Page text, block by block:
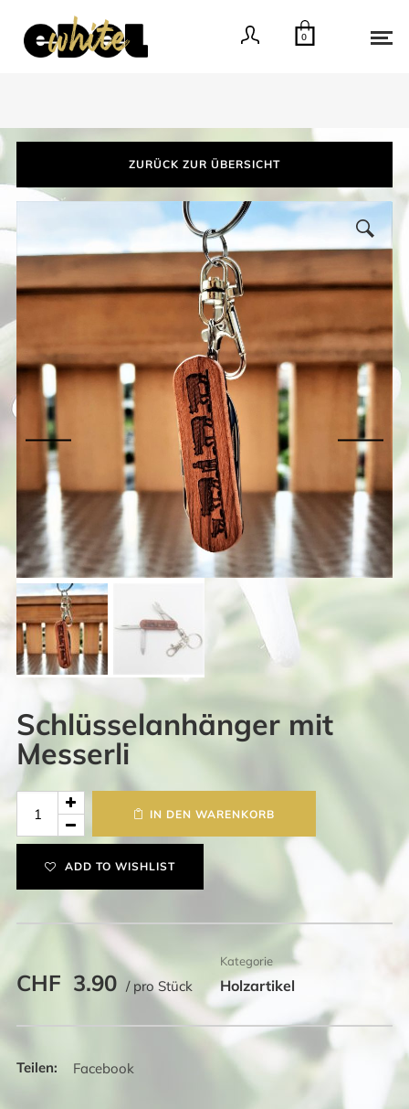
0
ZURÜCK ZUR ÜBERSICHT
Schlüsselanhänger mit
Messerli
Schlüsselanhänger
IN DEN WARENKORB
ADD TO WISHLIST
CHF 3.90 / pro Stück
Kategorie
Holzartikel
Facebook